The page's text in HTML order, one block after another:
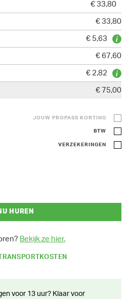
€ 33,80
€ 33,80
€ 5,63
€ 67,60
€ 2,82
€ 75,00
JOUW PROPASS KORTING
BTW
VERZEKERINGEN
HUREN
Bekijk ze hier.